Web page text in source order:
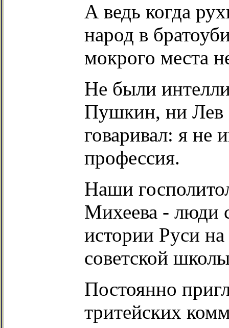
А ведь когда
народ в
мокрого места
Не были
Пушкин, ни Лев
говаривал: я не
профессия.
Наши
Михеева - люди
истории Руси
советской
Постоянно
тритейских